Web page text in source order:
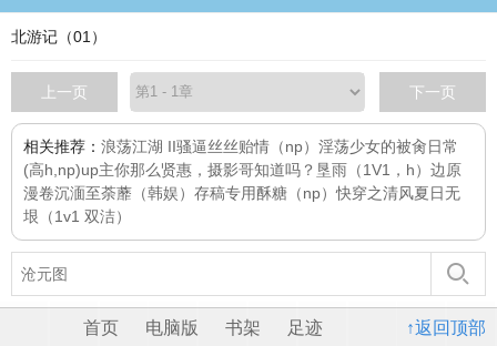
北游记（01）
上一页 下一页
相关推荐： 浪荡江湖 II骚逼丝丝贻情（np） 淫荡少女的被肏日常
(高h,np)up主你那么贤惠，摄影哥知道吗？ 垦雨（1V1，h） 边原
漫卷沉湎至荼蘼（韩娱） 存稿专用酥糖（np）快穿之清风夏日无
垠（1v1 双洁）
↑返回顶部
首页 电脑版 书架 足迹